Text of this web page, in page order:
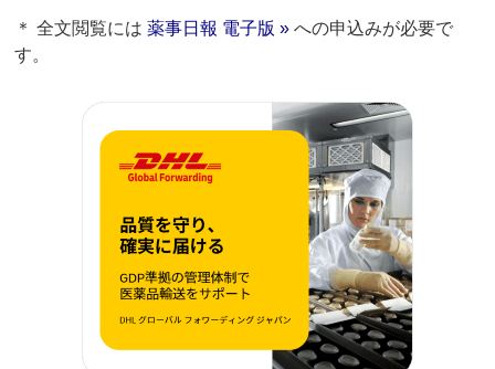
＊ 全文閲覧には薬事日報 電子版 » への申込みが必要で
す。